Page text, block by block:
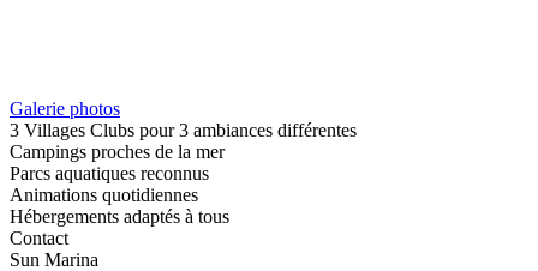
Galerie photos
3 Villages Clubs pour 3 ambiances différentes
Campings proches de la mer
Parcs aquatiques reconnus
Animations quotidiennes
Hébergements adaptés à tous
Contact
Sun Marina